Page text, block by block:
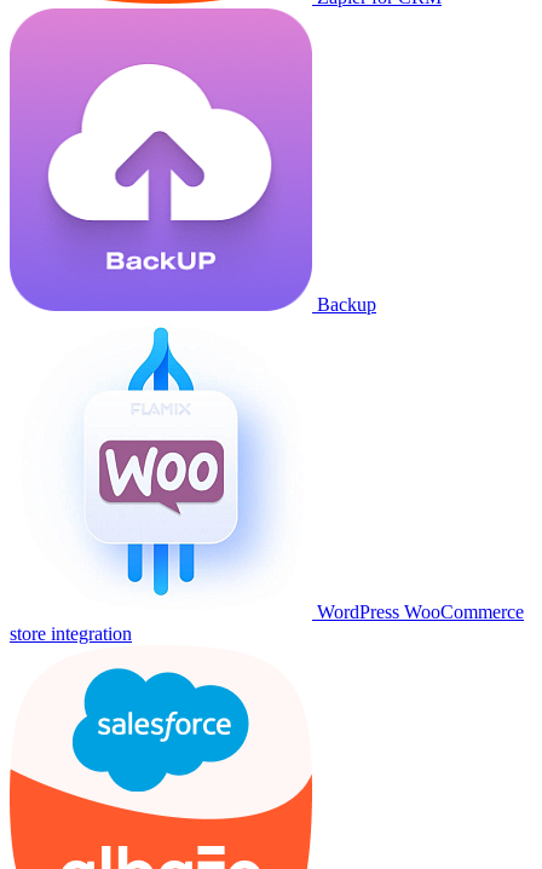
Backup
WordPress WooCommerce
store integration